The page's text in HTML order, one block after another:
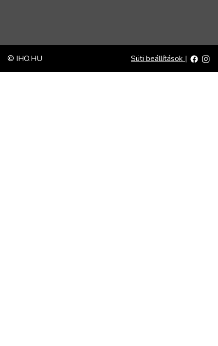
© IHO.HU Süti beállítások |